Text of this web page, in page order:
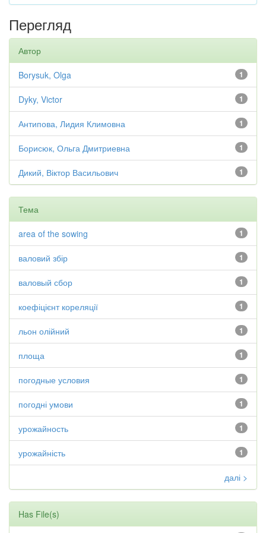
Перегляд
Автор
1
Borysuk, Olga
1
Dyky, Victor
1
Антипова, Лидия Климовна
1
Борисюк, Ольга Дмитриевна
1
Дикий, Віктор Васильович
Тема
1
area of the sowing
1
валовий збір
1
валовый сбор
1
коефіцієнт кореляції
1
льон олійний
1
площа
1
погодные условия
1
погодні умови
1
урожайность
1
урожайність
далі >
Has File(s)